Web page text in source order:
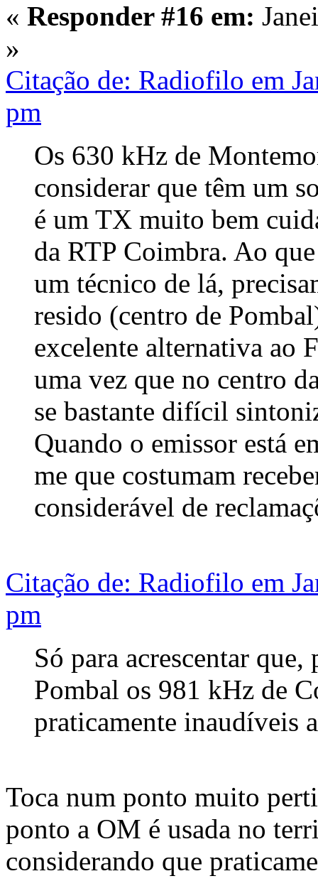
« Responder #16 em:
»
Citação de: Radiofilo em
pm
Os 630 kHz de
considerar que têm um
é um TX muito bem
da RTP Coimbra. Ao
um técnico de lá,
resido (centro de
excelente alternativa ao
uma vez que no centro
se bastante difícil
Quando o emissor está
me que costumam
considerável de
Citação de: Radiofilo em
pm
Só para acrescentar
Pombal os 981 kHz de
praticamente inaudíveis
Toca num ponto muito
ponto a OM é usada no
considerando que